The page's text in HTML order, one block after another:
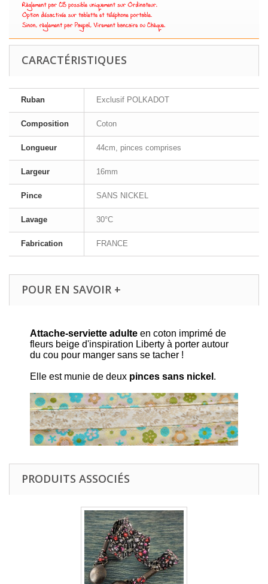
CARACTÉRISTIQUES
Ruban Exclusif POLKADOT
Composition Coton
Longueur 44cm, pinces comprises
Largeur 16mm
Pince SANS NICKEL
Lavage 30°C
Fabrication FRANCE
POUR EN SAVOIR +
Attache-serviette adulte en coton imprimé de
fleurs beige d'inspiration Liberty à porter autour
du cou pour manger sans se tacher !
Elle est munie de deux pinces sans nickel .
PRODUITS ASSOCIÉS